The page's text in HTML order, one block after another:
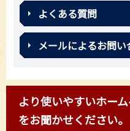
よくある質問
メールによるお問い
より使いやすいホー
をお聞かせください。